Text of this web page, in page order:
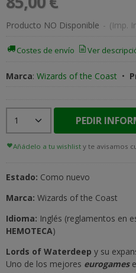
Producto NO Disponible - (Imp.
Costes de envío Ver
Marca: Wizards of the Coast •
PEDIR
Añádelo a tu wishlist y te avisamos
Estado: Como nuevo
Marca: Wizards of the Coast
Idioma: Inglés (reglamentos en
HEMOTECA)
Lords of Waterdeep y su
Uno de los mejores eurogames